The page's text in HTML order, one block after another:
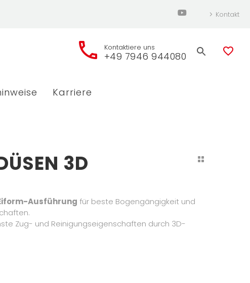
Kontakt
Kontaktiere uns
+49 7946 944080
Karriere
3D
Ausführung für beste Bogengängigkeit und
Zug- und Reinigungseigenschaften durch 3D-